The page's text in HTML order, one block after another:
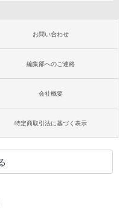
お問い合わせ
編集部へのご連絡
会社概要
特定商取引法に基づく表示